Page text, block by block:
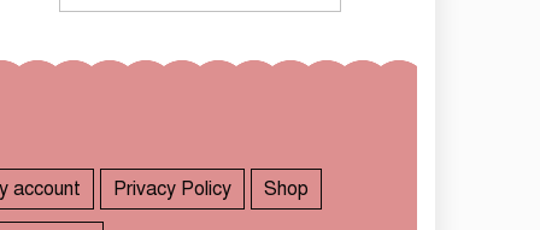
account Privacy Policy Shop